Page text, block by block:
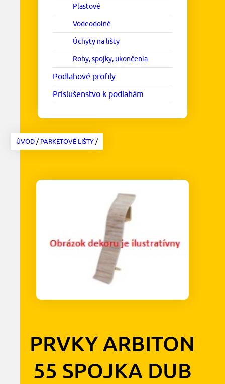
Plastové
Vodeodolné
Úchyty na lišty
Rohy, spojky, ukončenia
Podlahové profily
Príslušenstvo k podlahám
ÚVOD/PARKETOVÉ LIŠTY/
PRVKY ARBITON
55 SPOJKA DUB